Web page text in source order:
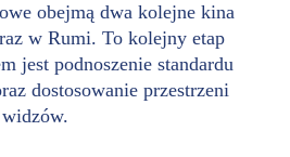
obejmą dwa kolejne kina
w Rumi. To kolejny etap
jest podnoszenie standardu
dostosowanie przestrzeni